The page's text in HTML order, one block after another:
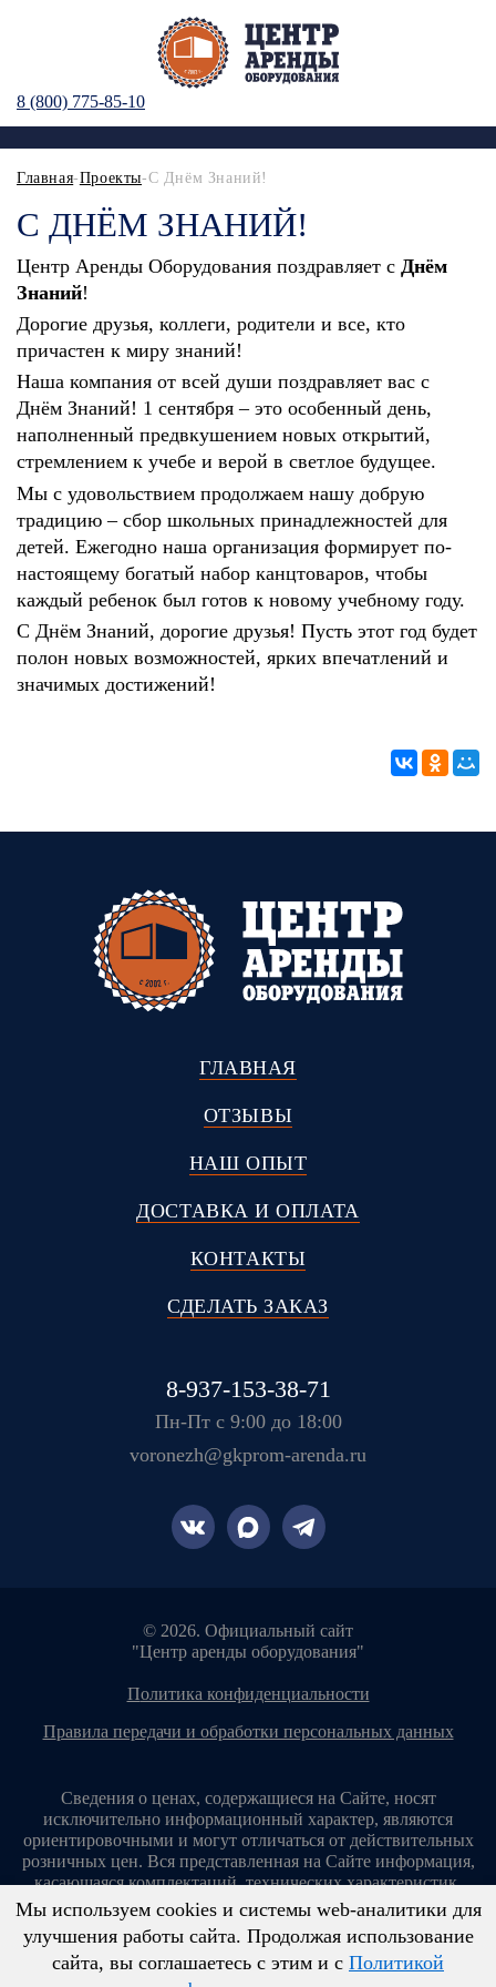
8 (800) 775-85-10
Главная-Проекты-С Днём Знаний!
С ДНЁМ ЗНАНИЙ!
Центр Аренды Оборудования поздравляет с Днём
Знаний!
Дорогие друзья, коллеги, родители и все, кто
причастен к миру знаний!
Наша компания от всей души поздравляет вас с
Днём Знаний! 1 сентября – это особенный день,
наполненный предвкушением новых открытий,
стремлением к учебе и верой в светлое будущее.
Мы с удовольствием продолжаем нашу добрую
традицию – сбор школьных принадлежностей для
детей. Ежегодно наша организация формирует по-
настоящему богатый набор канцтоваров, чтобы
каждый ребенок был готов к новому учебному году.
С Днём Знаний, дорогие друзья! Пусть этот год будет
полон новых возможностей, ярких впечатлений и
значимых достижений!
ГЛАВНАЯ
ОТЗЫВЫ
НАШ ОПЫТ
ДОСТАВКА И ОПЛАТА
КОНТАКТЫ
СДЕЛАТЬ ЗАКАЗ
8-937-153-38-71
Пн-Пт с 9:00 до 18:00
voronezh@gkprom-arenda.ru
© 2026. Официальный сайт
"Центр аренды оборудования"
политика конфиденциальности
правила передачи и обработки персональных данных
Сведения о ценах, содержащиеся на Сайте, носят
исключительно информационный характер, являются
ориентировочными и могут отличаться от действительных
розничных цен. Вся представленная на Сайте информация,
касающаяся комплектаций, технических характеристик,
цветовых сочетаний, стоимости услуг, сервисного
обслуживания, дополнительного оборудования, условий
аренды оборудования и т. п., ни при каких условиях не
является публичной офертой, определяемой положениями
Мы используем cookies и системы web-аналитики для
улучшения работы сайта. Продолжая использование
сайта, вы соглашаетесь с этим и с Политикой